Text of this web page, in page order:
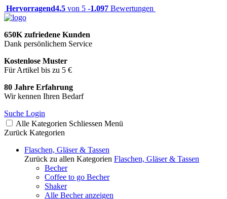
Hervorragend4.5 von 5 -1.097 Bewertungen
650K zufriedene Kunden
Dank persönlichem Service
Kostenlose Muster
Für Artikel bis zu 5 €
80 Jahre Erfahrung
Wir kennen Ihren Bedarf
Suche Login
Alle Kategorien Schliessen Menü
Zurück Kategorien
Flaschen, Gläser & Tassen
Zurück zu allen Kategorien Flaschen, Gläser & Tassen
Becher
Coffee to go Becher
Shaker
Alle Becher anzeigen